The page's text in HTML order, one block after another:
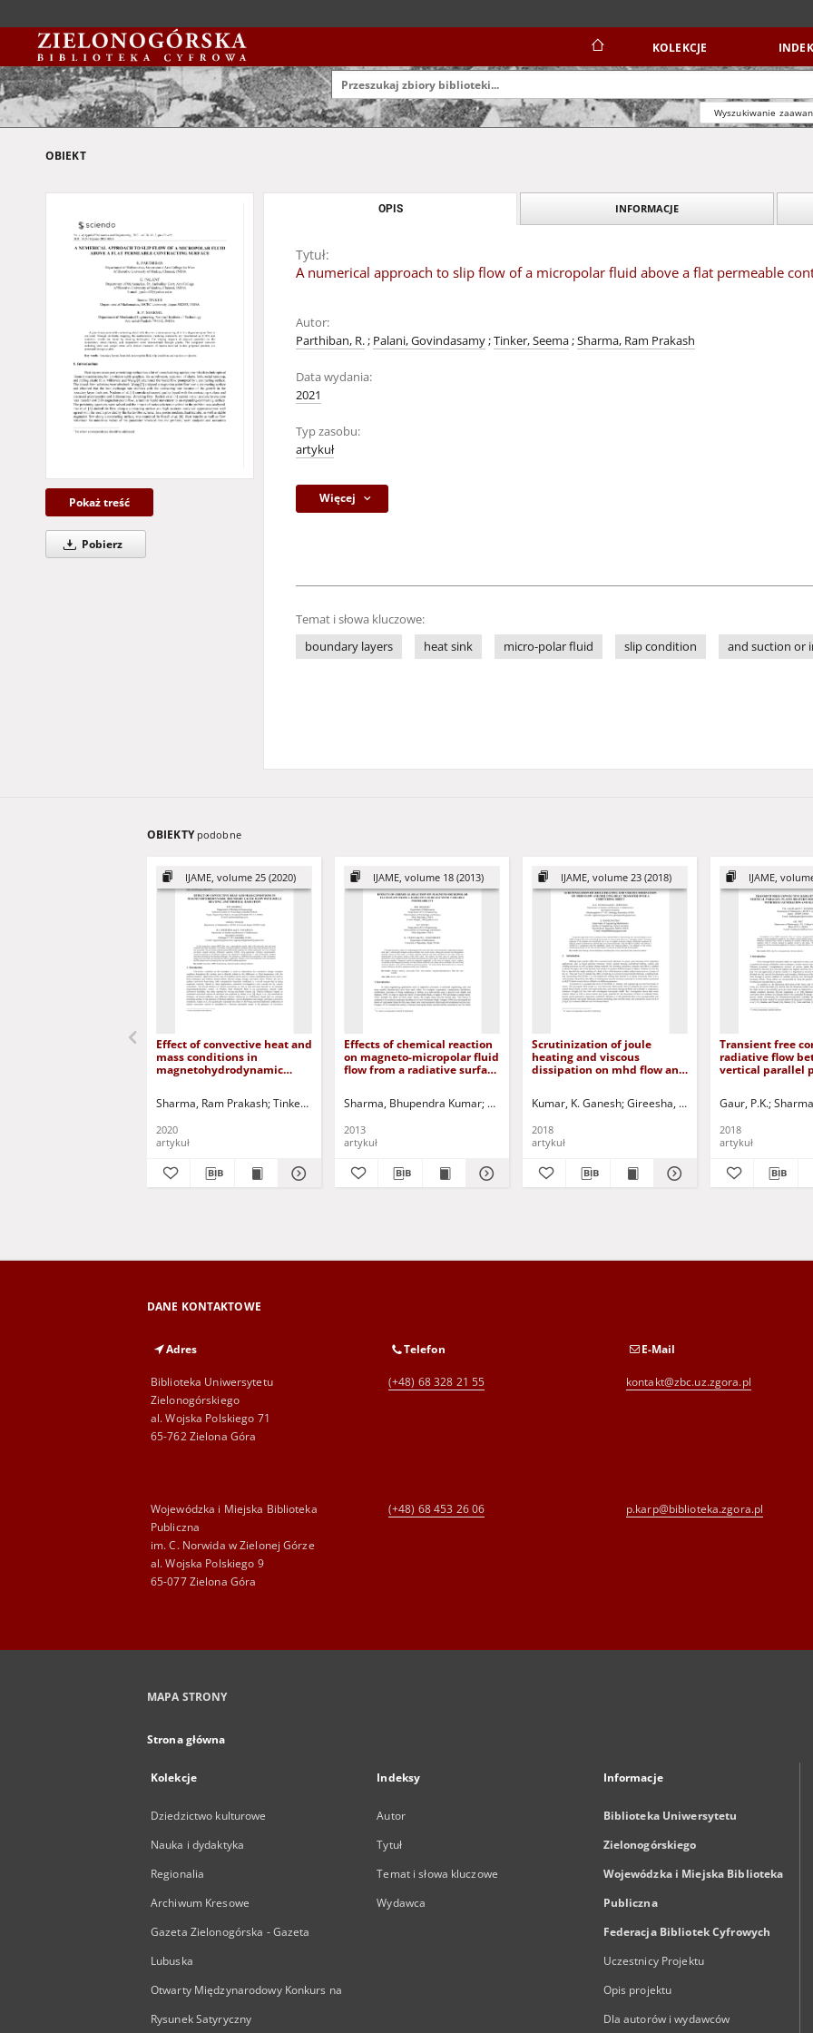
KOLEKCJE
Wyszukiwanie
OBIEKT
Pokaż treść
Pobierz
OPIS INFORMACJE
Tytuł:
A numerical approach to slip flow of a micropolar fluid above a flat permeable
Autor:
Parthiban, R.; Palani, Govindasamy;Tinker, Seema;Sharma, Ram Prakash
Data wydania:
2021
Typ zasobu:
artykuł
Więcej
Temat i słowa kluczowe:
boundary layers
heat sink micro-polar fluid slip condition and suction or
OBIEKTY podobne
IJAME, volume 25 (2020)
Effect of convective heat and
mass conditions in
magnetohydrodynamic
radiation
Sharma, Ram Prakash Tinker, Seema Gireesha, B. J. Nagaraja, B. Jurczak, Paweł - red.
2020
artykuł
IJAME, volume 18 (2013)
Effects of chemical reaction
on magneto-micropolar fluid
flow from a radiative surface
Sharma, Bhupendra Kumar Singh, Ajit Pratap Yadav, Kailash Chaudhary, R.C. Jurczak,
2013
artykuł
IJAME, volume 23 (2018)
Scrutinization of joule
heating and viscous
dissipation on mhd flow and
Kumar, K. Ganesh Gireesha, B. J. Manjunatha, S.
2018
artykuł
IJAME,
Transient free
radiative flow
vertical parallel
generation and
Gaur, P.K.
2018
artykuł
DANE KONTAKTOWE
Adres
Biblioteka Uniwersytetu
Zielonogórskiego
al. Wojska Polskiego 71
65-762 Zielona Góra
Telefon
(+48) 68 328 21 55
E-Mail
kontakt@zbc.uz.zgora.pl
Wojewódzka i Miejska Biblioteka
Publiczna
im. C. Norwida w Zielonej Górze
al. Wojska Polskiego 9
65-077 Zielona Góra
(+48) 68 453 26 06 p.karp@biblioteka.zgora.pl
MAPA STRONY
Strona główna
Kolekcje
Dziedzictwo kulturowe
Nauka i dydaktyka
Regionalia
Archiwum Kresowe
Gazeta Zielonogórska - Gazeta
Lubuska
Otwarty Międzynarodowy Konkurs na
Rysunek Satyryczny
Indeksy
Autor
Tytuł
Temat i słowa kluczowe
Wydawca
Informacje
Biblioteka Uniwersytetu
Zielonogórskiego
Wojewódzka i Miejska Biblioteka
Publiczna
Federacja Bibliotek Cyfrowych
Uczestnicy Projektu
Opis projektu
Dla autorów i wydawców